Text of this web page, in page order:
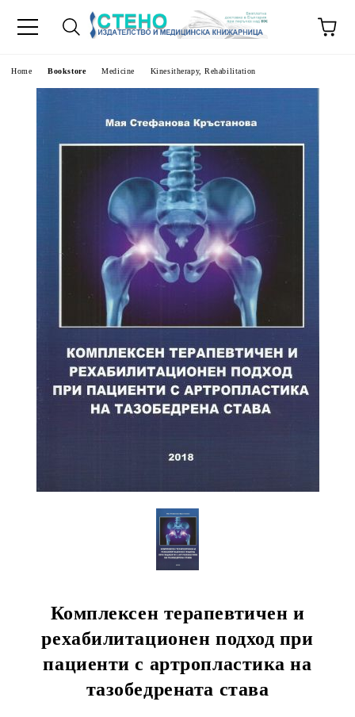
Home Bookstore Medicine Kinesitherapy, Rehabilitation
Комплексен терапевтичен и
рехабилитационен подход при
пациенти с артропластика на
тазобедрената става